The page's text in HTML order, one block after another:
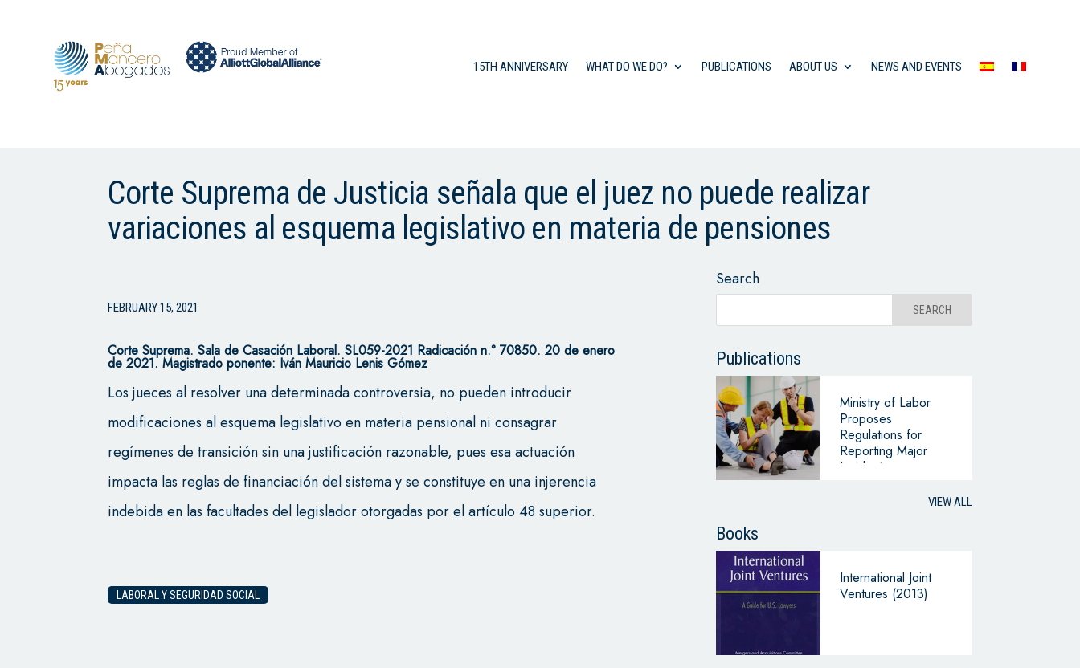
15TH ANNIVERSARY WHAT DO WE DO? PUBLICATIONS ABOUT US NEWS AND EVENTS
Corte Suprema de Justicia señala que el juez no puede realizar
variaciones al esquema legislativo en materia de pensiones
FEBRUARY 15, 2021
Corte Suprema.Sala de Casación Laboral.SL059-2021 Radicación n.° 70850. 20 de enero
de 2021. Magistrado ponente: Iván Mauricio Lenis Gómez
Los jueces al resolver una determinada controversia, no pueden introducir
modificaciones al esquema legislativo en materia pensional ni consagrar
regímenes de transición sin una justificación razonable, pues esa actuación
impacta las reglas de financiación del sistema y se constituye en una injerencia
indebida en las facultades del legislador otorgadas por el artículo 48 superior.
LABORAL Y SEGURIDAD SOCIAL
Search
Publications
Ministry of Labor
Proposes
Regulations for
Reporting Major
Incidents or
Classified FacilitiesVIEW ALL
Books
International Joint
Ventures (2013)